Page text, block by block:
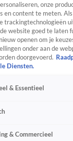
onze
en content te meten.
trackingtechnologieën
website goed te laten
openen om je
onder aan de
doorgevoerd.
Diensten.
& Essentieel
& Commercieel